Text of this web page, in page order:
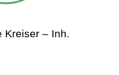
Kreiser – Inh.